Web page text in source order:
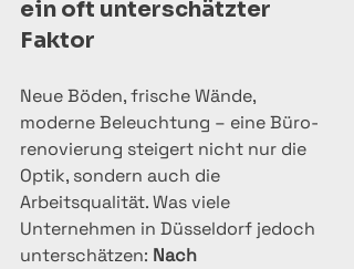
ein oft unterschätzter
Faktor
Neue Böden, frische Wände,
moderne Beleuchtung – eine Büro­
renovierung steigert nicht nur die
Optik, sondern auch die
Arbeitsqualität. Was viele
Unternehmen in Düsseldorf jedoch
unterschätzen: Nach